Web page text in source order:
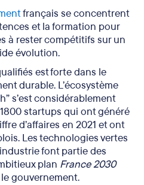
français se concentrent
et la formation pour
à rester compétitifs sur un
évolution.
est forte dans le
durable. L’écosystème
s’est considérablement
startups qui ont généré
d’affaires en 2021 et ont
Les technologies vertes
font partie des
plan France 2030
gouvernement.